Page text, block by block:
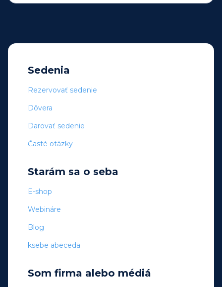
Sedenia
Rezervovať sedenie
Dôvera
Darovať sedenie
Časté otázky
Starám sa o seba
E-shop
Webináre
Blog
ksebe abeceda
Som firma alebo médiá